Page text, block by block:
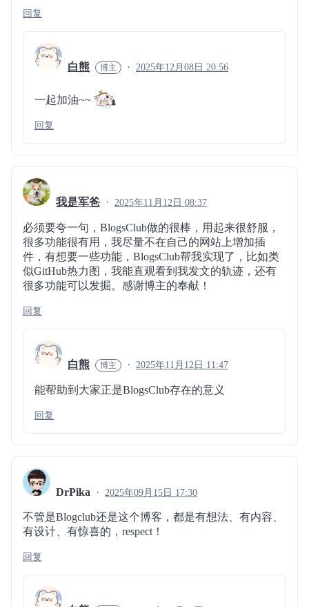
回复
白熊 2025年12月08日 20:56
一起加油~~
回复
我是军爸 2025年11月12日 08:37
必须要夸一句，BlogsClub做的很棒，用起来很舒服，
很多功能很有用，我尽量不在自己的网站上增加插
件，有想要一些功能，BlogsClub帮我实现了，比如类
似GitHub热力图，我能直观看到我发文的轨迹，还有
很多功能可以发掘。感谢博主的奉献！
回复
白熊 2025年11月12日 11:47
能帮助到大家正是BlogsClub存在的意义
回复
DrPika 2025年09月15日 17:30
不管是Blogclub还是这个博客，都是有想法、有内容、
有设计、有惊喜的，respect！
回复